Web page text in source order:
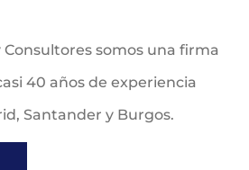
Consultores somos una firma
40 años de experiencia
Santander y Burgos.